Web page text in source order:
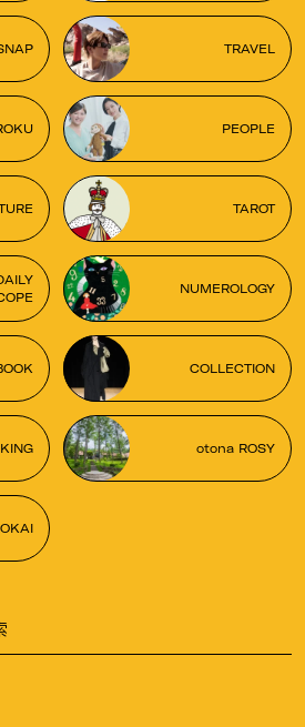
TRAVEL
PEOPLE
TAROT
NUMEROLOGY
COLLECTION
otona ROSY